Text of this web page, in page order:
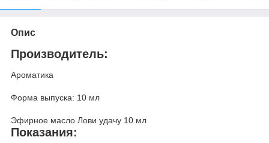
Опис
Производитель:
Ароматика
Форма выпуска: 10 мл
Эфирное масло Лови удачу 10 мл
Показания: